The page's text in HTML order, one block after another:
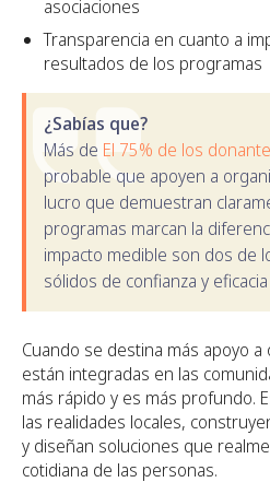
asociaciones
Transparencia en cuanto a
resultados de los programas
¿Sabías que?
Más de El 75% de los
probable que apoyen a
lucro que demuestran
programas marcan la
impacto medible son dos de
sólidos de confianza y
Cuando se destina más apoyo
están integradas en las
más rápido y es más profundo.
las realidades locales,
y diseñan soluciones que
cotidiana de las personas.